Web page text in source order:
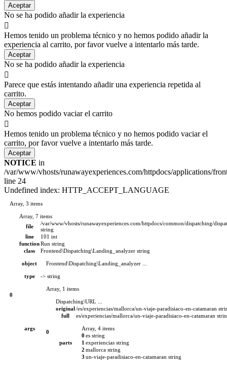
Aceptar
No se ha podido añadir la experiencia

Hemos tenido un problema técnico y no hemos podido añadir la
experiencia al carrito, por favor vuelve a intentarlo más tarde.
Aceptar
No se ha podido añadir la experiencia

Parece que estás intentando añadir una experiencia repetida al
carrito.
Aceptar
No hemos podido vaciar el carrito

Hemos tenido un problema técnico y no hemos podido vaciar el
carrito, por favor vuelve a intentarlo más tarde.
Aceptar
NOTICE in
/var/www/vhosts/runawayexperiences.com/httpdocs/applications/
line 24
Undefined index: HTTP_ACCEPT_LANGUAGE
Array, 3 items
0
Array, 7 items
file
/var/www/vhosts/runawayexperiences.com/httpdocs/common/dispatching/
string
line
101 int
functionRun string
class
Frontend\Dispatching\Landing_analyzer string
object Frontend\Dispatching\Landing_analyzer ...
type -> string
args
Array, 1 items
0
Dispatching\URL ...
original/es/experiencias/mallorca/un-viaje-paradisiaco-en-catamaran
full
es/experiencias/mallorca/un-viaje-paradisiaco-en-catamaran
parts
Array, 4 items
0 es string
1 experiencias string
2 mallorca string
3 un-viaje-paradisiaco-en-catamaran string